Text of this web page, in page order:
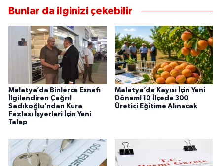
Bunlar da ilginizi çekebilir
Malatya’da Binlerce Esnafı
İlgilendiren Çağrı!
Sadıkoğlu’ndan Kura
Fazlası İşyerleri İçin Yeni
Talep
Malatya’da Kayısı İçin Yeni
Dönem! 10 İlçede 300
Üretici Eğitime Alınacak